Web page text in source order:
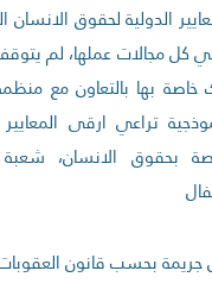
الدولية لحقوق
كل مجالات عملها، لم
بها بالتعاون مع
تراعي ارقى
بحقوق الانسان،
جريمة بحسب قانون